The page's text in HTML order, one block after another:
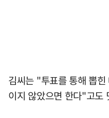
김씨는 "투표를 통해 뽑
이지 않았으면 한다"고도